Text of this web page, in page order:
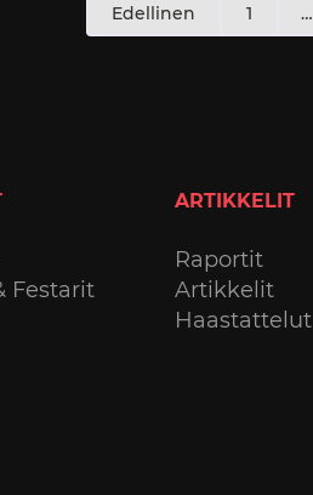
sivutus
Edellinen 1 …
Festarit
ARTIKKELIT
Raportit
Artikkelit
Haastattelut